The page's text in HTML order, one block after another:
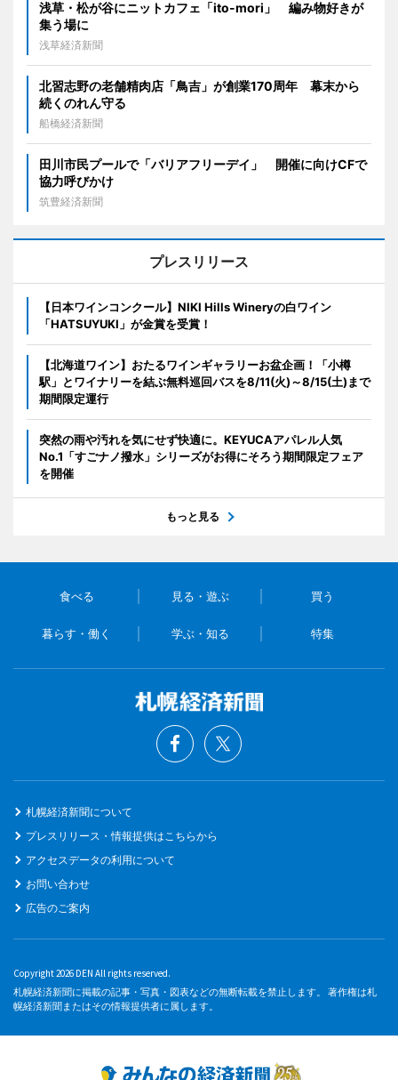
浅草・松が谷にニットカフェ「ito-mori」 編み物好きが
集う場に
浅草経済新聞
北習志野の老舗精肉店「鳥吉」が創業170周年 幕末から
続くのれん守る
船橋経済新聞
田川市民プールで「バリアフリーデイ」 開催に向けCFで
協力呼びかけ
筑豊経済新聞
プレスリリース
【日本ワインコンクール】NIKI Hills Wineryの白ワイン
「HATSUYUKI」が金賞を受賞！
【北海道ワイン】おたるワインギャラリーお盆企画！「小樽
駅」とワイナリーを結ぶ無料巡回バスを8/11(火)～8/15(土)まで
期間限定運行
突然の雨や汚れを気にせず快適に。KEYUCAアパレル人気
No.1「すごナノ撥水」シリーズがお得にそろう期間限定フェア
を開催
もっと見る
食べる 見る・遊ぶ 買う
暮らす・働く 学ぶ・知る 特集
札幌経済新聞について
プレスリリース・情報提供はこちらから
アクセスデータの利用について
お問い合わせ
広告のご案内
Copyright 2026 DEN All rights reserved.
札幌経済新聞に掲載の記事・写真・図表などの無断転載を禁止します。 著作権は札
幌経済新聞またはその情報提供者に属します。